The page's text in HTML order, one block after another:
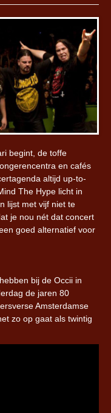
begint, de toffe
en cafés
altijd up-to-
The Hype licht in
lijst met vijf niet te
je nou nét dat concert
goed alternatief voor
bij de Occii in
de jaren 80
Amsterdamse
zo op gaat als twintig